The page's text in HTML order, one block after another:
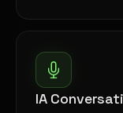
IA